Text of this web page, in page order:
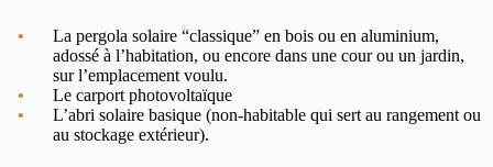
La pergola solaire “classique” en bois ou en aluminium,
adossé à l’habitation, ou encore dans une cour ou un jardin,
sur l’emplacement voulu.
Le carport photovoltaïque
L’abri solaire basique (non-habitable qui sert au rangement ou
au stockage extérieur).